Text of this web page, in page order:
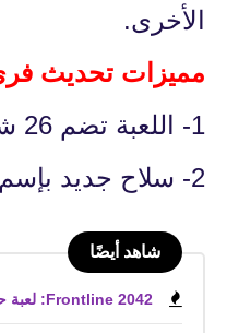
الأخرى.
مميزات تحديث
1- اللعبة تضم 26 شخصية مشهورة
2- سلاح جديد بإسم AUG
شاهد أيضًا
Frontline 2042: لعبة حرب FPS